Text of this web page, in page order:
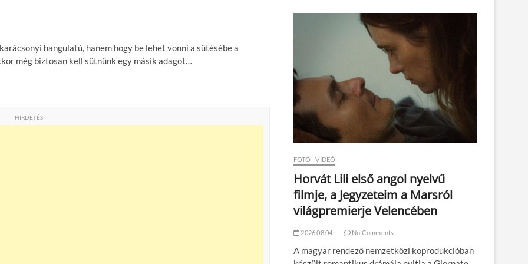
hangulatú, hanem hogy be lehet vonni a sütésébe a
még biztosan kell sütnünk egy másik adagot…
HIRDETÉS
FOTÓ - VIDEÓ
Horvát Lili első angol nyelvű
filmje, a Jegyzeteim a Marsról
világpremierje Velencében
2026.08.04. No Comments
A magyar rendező nemzetközi koprodukcióban